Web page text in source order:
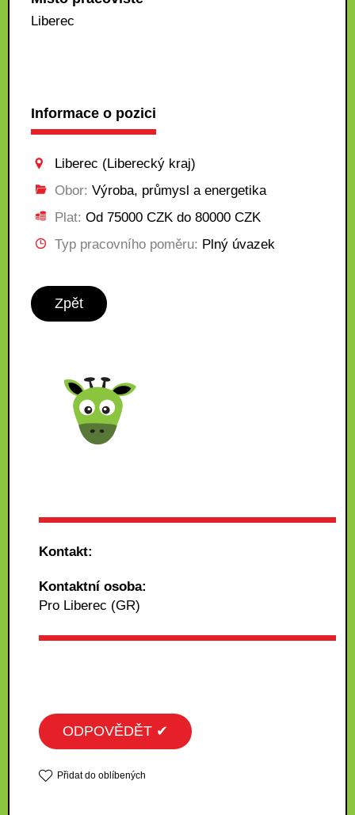
Liberec
Informace o pozici
Liberec (Liberecký kraj)
Obor: Výroba, průmysl a energetika
Plat: Od 75000 CZK do 80000 CZK
Typ pracovního poměru: Plný úvazek
Zpět
Kontakt:
Kontaktní osoba:
Pro Liberec (GR)
ODPOVĚDĚT ✔
Přidat do oblíbených